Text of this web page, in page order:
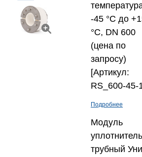
-45 °C до
°C, DN 600
(цена по
запросу)
[Артикул:
RS_600-45-
Подробнее
Модуль
трубный